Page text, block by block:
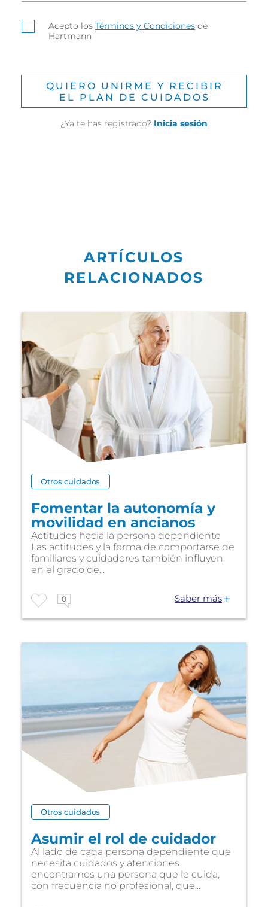
Acepto los Términos y Condiciones de
Hartmann
QUIERO UNIRME Y RECIBIR
EL PLAN DE CUIDADOS
¿Ya te has registrado? Inicia sesión
ARTÍCULOS
RELACIONADOS
Otros cuidados
Fomentar la autonomía y
movilidad en ancianos
Actitudes hacia la persona dependiente
Las actitudes y la forma de comportarse de
familiares y cuidadores también influyen
en el grado de...
0 Saber más
Otros cuidados
Asumir el rol de cuidador
Al lado de cada persona dependiente que
necesita cuidados y atenciones
encontramos una persona que le cuida,
con frecuencia no profesional, que...